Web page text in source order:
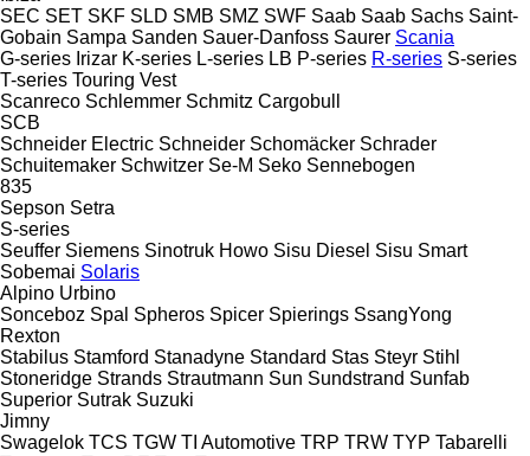
SEC SET SKF SLD SMB SMZ SWF Saab Saab Sachs Saint-
Gobain Sampa Sanden Sauer-Danfoss Saurer Scania
G-series Irizar K-series L-series LB P-series R-series S-series
T-series Touring Vest
Scanreco Schlemmer Schmitz Cargobull
SCB
Schneider Electric Schneider Schomäcker Schrader
Schuitemaker Schwitzer Se-M Seko Sennebogen
835
Sepson Setra
S-series
Seuffer Siemens Sinotruk Howo Sisu Diesel Sisu Smart
Sobemai Solaris
Alpino Urbino
Sonceboz Spal Spheros Spicer Spierings SsangYong
Rexton
Stabilus Stamford Stanadyne Standard Stas Steyr Stihl
Stoneridge Strands Strautmann Sun Sundstrand Sunfab
Superior Sutrak Suzuki
Jimny
Swagelok TCS TGW TI Automotive TRP TRW TYP Tabarelli